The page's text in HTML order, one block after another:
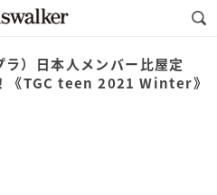
）日本人メンバー比屋定
《TGC teen 2021 Winter》